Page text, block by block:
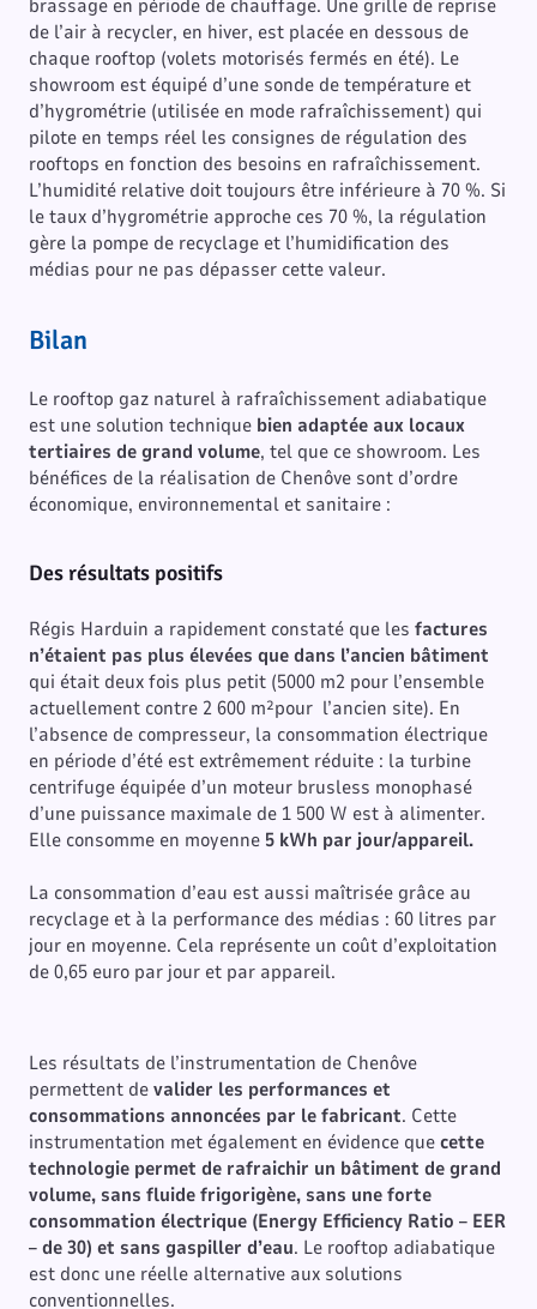
brassage en période de chauffage. Une grille de reprise
de l’air à recycler, en hiver, est placée en dessous de
chaque rooftop (volets motorisés fermés en été). Le
showroom est équipé d’une sonde de température et
d’hygrométrie (utilisée en mode rafraîchissement) qui
pilote en temps réel les consignes de régulation des
rooftops en fonction des besoins en rafraîchissement.
L’humidité relative doit toujours être inférieure à 70 %. Si
le taux d’hygrométrie approche ces 70 %, la régulation
gère la pompe de recyclage et l’humidification des
médias pour ne pas dépasser cette valeur.
Bilan
Le rooftop gaz naturel à rafraîchissement adiabatique
est une solution technique bien adaptée aux locaux
tertiaires de grand volume, tel que ce showroom. Les
bénéfices de la réalisation de Chenôve sont d’ordre
économique, environnemental et sanitaire :
Des résultats positifs
Régis Harduin a rapidement constaté que les factures
n’étaient pas plus élevées que dans l’ancien bâtiment
qui était deux fois plus petit (5000 m2 pour l’ensemble
actuellement contre 2 600 m²pour l’ancien site). En
l’absence de compresseur, la consommation électrique
en période d’été est extrêmement réduite : la turbine
centrifuge équipée d’un moteur brusless monophasé
d’une puissance maximale de 1 500 W est à alimenter.
Elle consomme en moyenne 5 kWh par jour/appareil.
La consommation d’eau est aussi maîtrisée grâce au
recyclage et à la performance des médias : 60 litres par
jour en moyenne. Cela représente un coût d’exploitation
de 0,65 euro par jour et par appareil.
Les résultats de l’instrumentation de Chenôve
permettent devalider les performances et
consommations annoncées par le fabricant. Cette
instrumentation met également en évidence quecette
technologie permet de rafraichir un bâtiment de grand
volume, sans fluide frigorigène, sans une forte
consommation électrique (Energy Efficiency Ratio – EER
– de 30) et sans gaspiller d’eau. Le rooftop adiabatique
est donc une réelle alternative aux solutions
conventionnelles.